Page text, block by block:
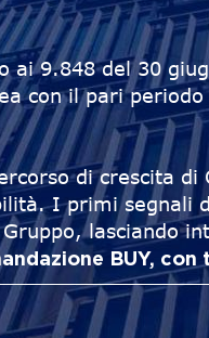
ai 9.848 del 30
con il pari
di crescita
I primi segnali
lasciando
BUY, con